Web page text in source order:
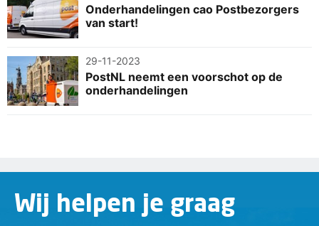
Onderhandelingen cao Postbezorgers
van start!
29-11-2023
PostNL neemt een voorschot op de
onderhandelingen
Wij helpen je graag